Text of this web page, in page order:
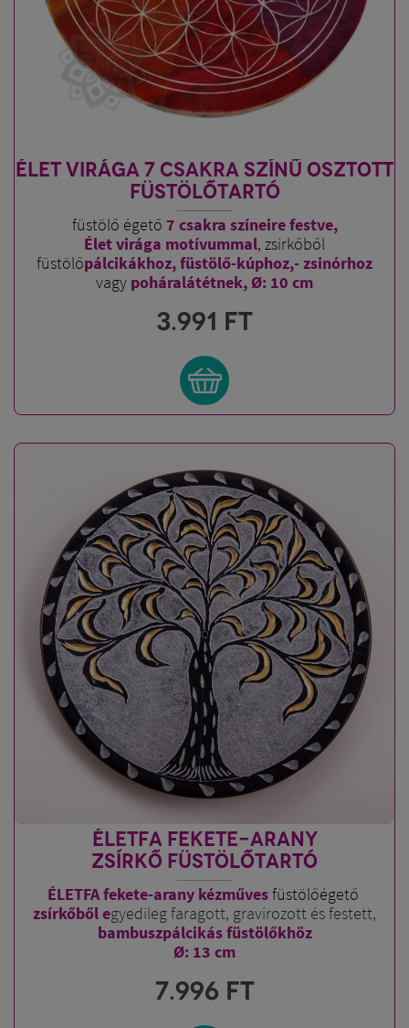
ÉLET VIRÁGA 7 CSAKRA SZÍNŰ OSZTOTT
FÜSTÖLŐTARTÓ
füstölő égető 7 csakra színeire festve,
Élet virága motívummal, zsírkőből
füstölőpálcikákhoz, füstölő-kúphoz,- zsinórhoz
vagy poháralátétnek, Ø: 10 cm
3.991 FT
ÉLETFA FEKETE-ARANY
ZSÍRKŐ FÜSTÖLŐTARTÓ
ÉLETFA fekete-arany kézművesfüstölőégető
zsírkőből egyedileg faragott, gravírozott és festett,
bambuszpálcikás füstölőkhöz
Ø: 13 cm
7.996 FT